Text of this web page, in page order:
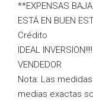
**EXPENSAS
ESTÁ EN BUEN
Crédito
IDEAL
VENDEDOR
Nota: Las
medias exactas